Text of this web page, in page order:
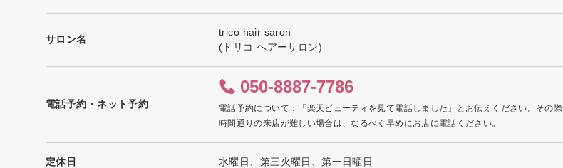
サロン名
trico hair saron
(トリコ ヘアーサロン)
電話予約・ネット予約
050-8887-7786
電話予約について：「楽天ビューティを見て電話しました」とお伝えください。その
時間通りの来店が難しい場合は、なるべく早めにお店に電話ください。
定休日 水曜日、第三火曜日、第一日曜日